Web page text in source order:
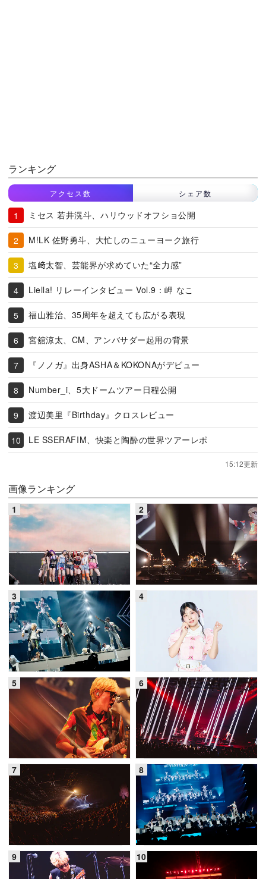
ランキング
アクセス数 シェア数
ミセス 若井滉斗、ハリウッドオフショ公開
M!LK 佐野勇斗、大忙しのニューヨーク旅行
塩﨑太智、芸能界が求めていた“全力感”
Liella! リレーインタビュー Vol.9：岬 なこ
福山雅治、35周年を超えても広がる表現
宮舘涼太、CM、アンバサダー起用の背景
『ノノガ』出身ASHA＆KOKONAがデビュー
Number_i、5大ドームツアー日程公開
渡辺美里『Birthday』クロスレビュー
LE SSERAFIM、快楽と陶酔の世界ツアーレポ
15:12更新
画像ランキング